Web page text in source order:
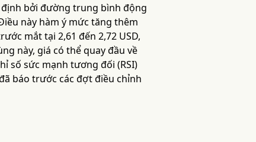
định bởi đường trung bình động
này hàm ý mức tăng thêm
mắt tại 2,61 đến 2,72 USD,
này, giá có thể quay đầu về
số sức mạnh tương đối (RSI)
báo trước các đợt điều chỉnh